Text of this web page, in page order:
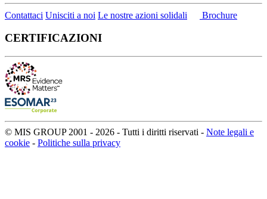
Contattaci Unisciti a noi Le nostre azioni solidali Brochure
CERTIFICAZIONI
© MIS GROUP 2001 - 2026 - Tutti i diritti riservati - Note legali e
cookie - Politiche sulla privacy